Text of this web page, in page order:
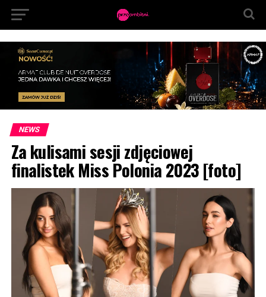
NEWS
Za kulisami sesji zdjęciowej
finalistek Miss Polonia 2023 [foto]